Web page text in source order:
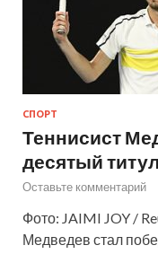
СПОРТ
Теннисист
десятый
Оставьте комментарий
Фото: JAIMI JOY /
Медведев стал